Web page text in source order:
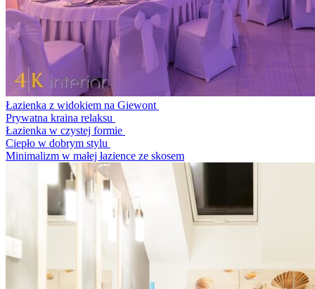
Łazienka z widokiem na Giewont
Prywatna kraina relaksu
Łazienka w czystej formie
Ciepło w dobrym stylu
Minimalizm w małej łazience ze skosem